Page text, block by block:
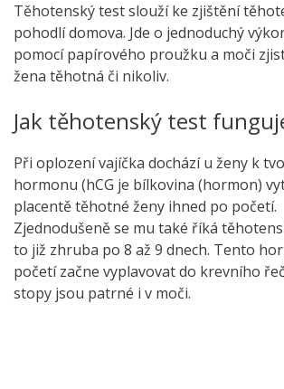
Těhotenský test slouží ke zjištění
pohodlí domova. Jde o jednoduchý
pomocí papírového proužku a moči
žena těhotná či nikoliv.
Jak těhotenský test
Při oplození vajíčka dochází u ženy k
hormonu (hCG je bílkovina (hormon)
placentě těhotné ženy ihned po početí.
Zjednodušeně se mu také říká
to již zhruba po 8 až 9 dnech. Tento
početí začne vyplavovat do krevního
stopy jsou patrné i v moči.